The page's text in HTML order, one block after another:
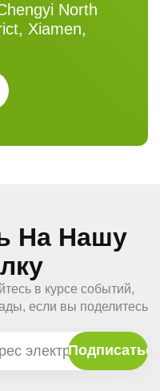
North
Xiamen,
На Нашу
в курсе событий,
если вы поделитесь